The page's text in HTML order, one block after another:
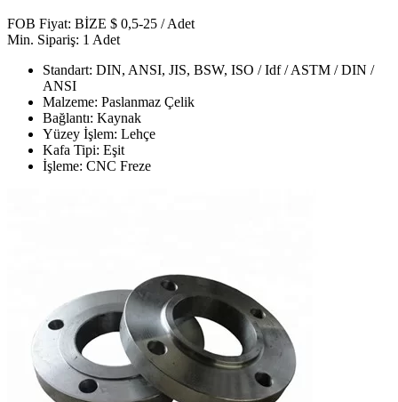
FOB Fiyat: BİZE $ 0,5-25 / Adet
Min. Sipariş: 1 Adet
Standart: DIN, ANSI, JIS, BSW, ISO / Idf / ASTM / DIN /
ANSI
Malzeme: Paslanmaz Çelik
Bağlantı: Kaynak
Yüzey İşlem: Lehçe
Kafa Tipi: Eşit
İşleme: CNC Freze